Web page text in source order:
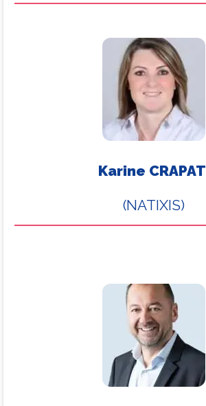
Karine CRAPAT
(NATIXIS)